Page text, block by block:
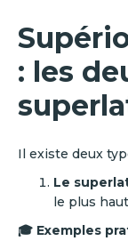
: les
Il existe deux
Le
le plus
🎓 Exemples